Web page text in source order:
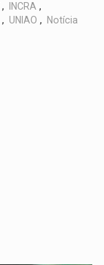
, INCRA ,
, UNIAO , Notícia